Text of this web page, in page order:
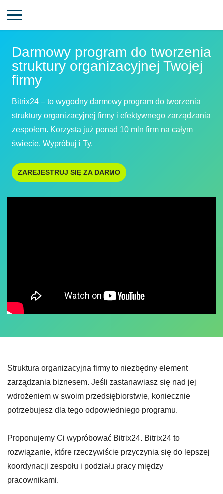
Darmowy program do tworzenia
struktury organizacyjnej Twojej
firmy
Bitrix24 – to wygodny darmowy program do tworzenia
struktury organizacyjnej firmy i efektywnego zarządzania
zespołem. Korzysta już ponad 10 mln firm na całym
świecie. Wypróbuj i Ty.
ZAREJESTRUJ SIĘ ZA DARMO
Struktura organizacyjna firmy to niezbędny element
zarządzania biznesem. Jeśli zastanawiasz się nad jej
wdrożeniem w swoim przedsiębiorstwie, koniecznie
potrzebujesz dla tego odpowiedniego programu.
Proponujemy Ci wypróbować Bitrix24. Bitrix24 to
rozwiązanie, które rzeczywiście przyczynia się do lepszej
koordynacji zespołu i podziału pracy między
pracownikami.